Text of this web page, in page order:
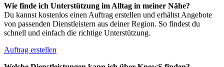
Wie finde ich Unterstützung im Alltag in meiner Nähe?
Du kannst kostenlos einen Auftrag erstellen und erhältst Angebote
von passenden Dienstleistern aus deiner Region. So findest du
schnell und einfach die richtige Unterstützung.
Auftrag erstellen